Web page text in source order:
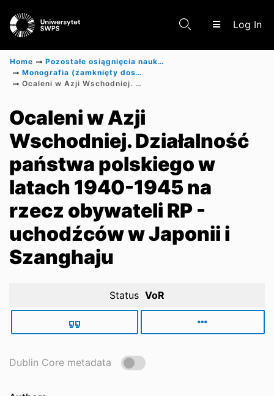
Log In
Communities & Collections
Scientific research results
Home
Pozostałe osiągnięcia naukowe
Monografia (zamknięty dostęp)
Ocaleni w Azji Wschodniej. Działalność państwa polskiego w latach 1940-1945 na rzecz obywateli RP - uchodźców w Japonii i Szanghaju
Ocaleni w Azji
Wschodniej. Działalność
państwa polskiego w
latach 1940-1945 na
rzecz obywateli RP -
uchodźców w Japonii i
Szanghaju
Status VoR
Dublin Core metadata